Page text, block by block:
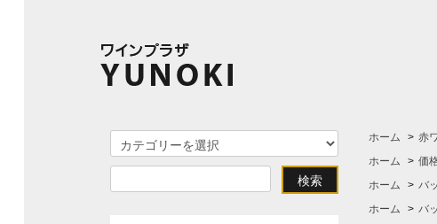
ホーム > 赤
ホーム
> 価
ホーム
> バ
ホーム
> バ